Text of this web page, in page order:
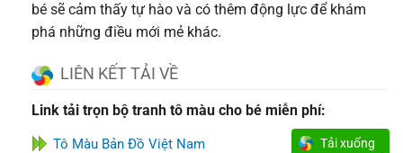
bé sẽ cảm thấy tự hào và có thêm động lực để khám
phá những điều mới mẻ khác.
LIÊN KẾT TẢI VỀ
Link tải trọn bộ tranh tô màu cho bé miễn phí:
Tô Màu Bản Đồ Việt Nam Tải xuống